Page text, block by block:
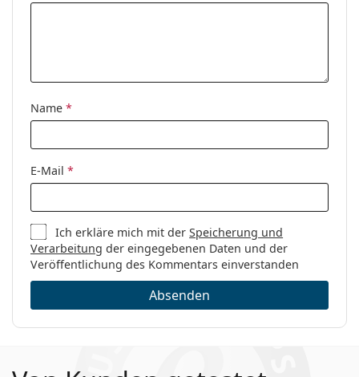
Name *
E-Mail *
Ich erkläre mich mit derSpeicherung und
Verarbeitung der eingegebenen Daten und der
Veröffentlichung des Kommentars einverstanden
Absenden